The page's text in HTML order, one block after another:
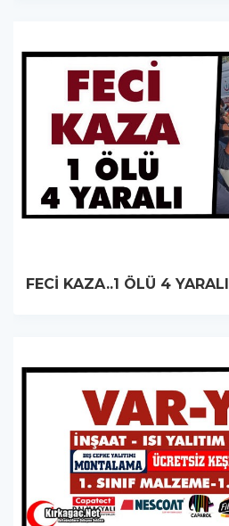
FECİ KAZA..1 ÖLÜ 4 YARALI